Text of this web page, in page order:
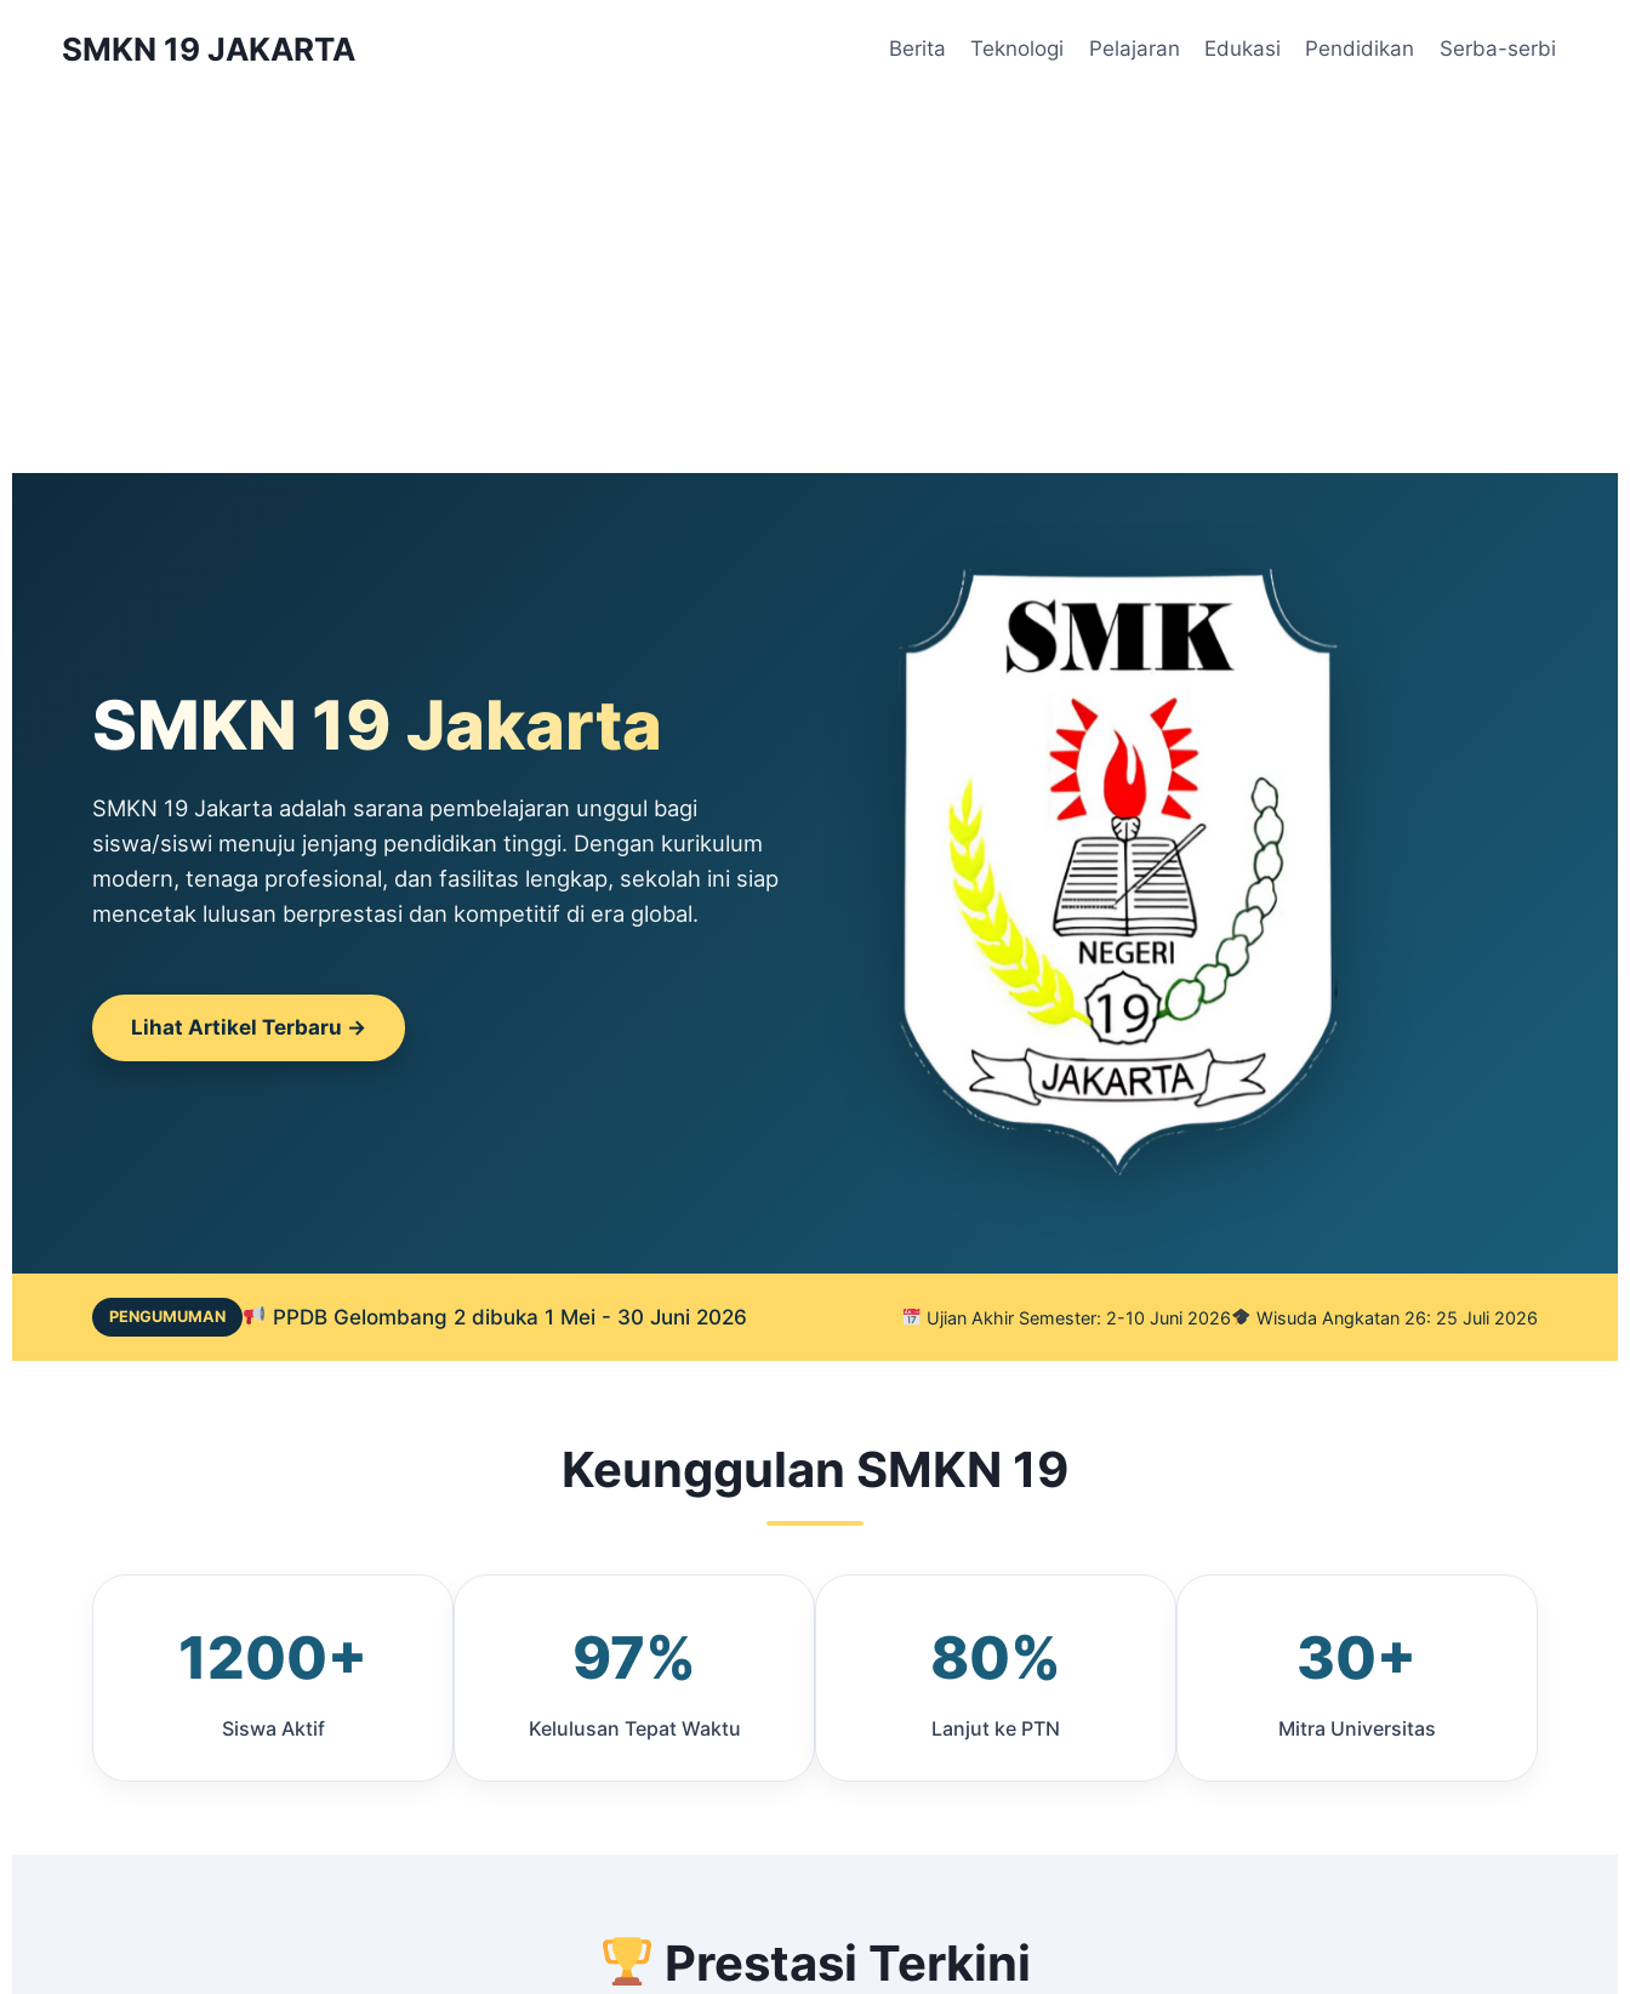
SMKN 19 JAKARTA Berita Teknologi Pelajaran Edukasi Pendidikan Serba-serbi
SMKN 19 Jakarta
SMKN 19 Jakarta adalah sarana pembelajaran unggul bagi
siswa/siswi menuju jenjang pendidikan tinggi. Dengan kurikulum
modern, tenaga profesional, dan fasilitas lengkap, sekolah ini siap
mencetak lulusan berprestasi dan kompetitif di era global.
Lihat Artikel Terbaru →
PENGUMUMAN PPDB Gelombang 2 dibuka 1 Mei - 30 Juni 2026 Ujian Akhir Semester: 2-10 Juni 2026 Wisuda Angkatan 26: 25 Juli 2026
Keunggulan SMKN 19
1200+
Siswa Aktif
97%
Kelulusan Tepat Waktu
80%
Lanjut ke PTN
30+
Mitra Universitas
Prestasi Terkini